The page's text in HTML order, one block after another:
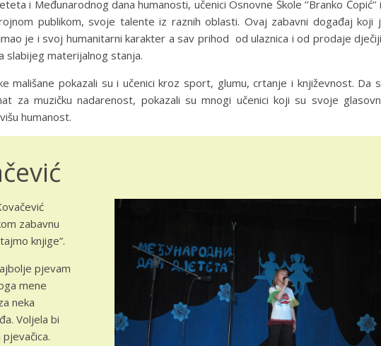
i Međunarodnog dana humanosti, učenici Osnovne Škole ’’Branko Ćopić’’
publikom, svoje talente iz raznih oblasti. Ovaj zabavni događaj koji
je i svoj humanitarni karakter a sav prihod od ulaznica i od prodaje
slabijeg materijalnog stanja.
mališane pokazali su i učenici kroz sport, glumu, crtanje i književnost. Da
za muzičku nadarenost, pokazali su mnogi učenici koji su svoje
humanost.
zabavnu
knjige”.
pjevam
mene
neka
Voljela bi